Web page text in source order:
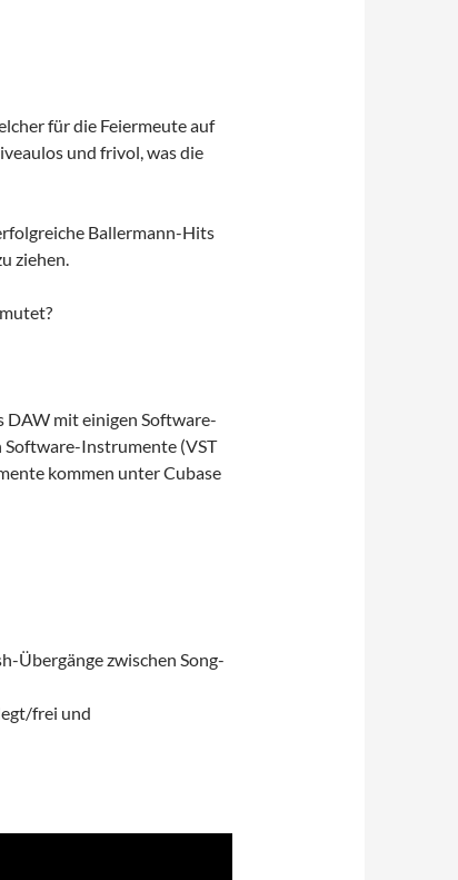
für die Feiermeute auf
und frivol, was die
Ballermann-Hits
ziehen.
DAW mit einigen Software-
Software-Instrumente (VST
kommen unter Cubase
Übergänge zwischen Song-
frei und